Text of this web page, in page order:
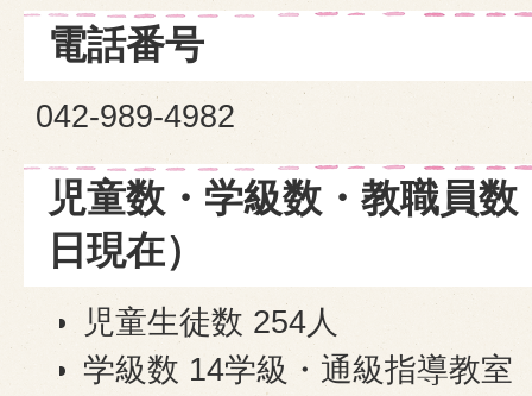
電話番号
042-989-4982
児童数・学級数・教職員
日現在）
児童生徒数 254人
学級数 14学級・通級指導教室